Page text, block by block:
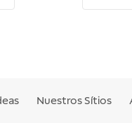
Nuestros Sítios